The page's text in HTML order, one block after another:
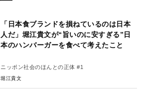
「日本食ブランドを損ねているのは日本
人だ」堀江貴文が“旨いのに安すぎる”日
本のハンバーガーを食べて考えたこと
ニッポン社会のほんとの正体 #1
堀江貴文